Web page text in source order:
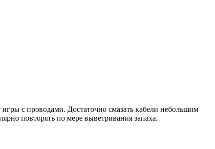
с проводами. Достаточно смазать кабели небольшим
повторять по мере выветривания запаха.